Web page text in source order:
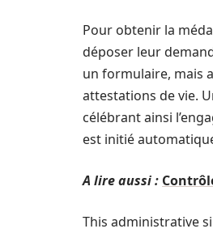
Pour obtenir la
déposer leur
un formulaire, mais
attestations de vie.
célébrant ainsi
est initié
A lire aussi :
This administrative